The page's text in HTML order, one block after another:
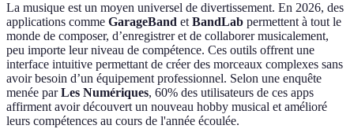
La musique est un moyen universel de divertissement. En 2026, des
applications comme GarageBand et BandLab permettent à tout le
monde de composer, d’enregistrer et de collaborer musicalement,
peu importe leur niveau de compétence. Ces outils offrent une
interface intuitive permettant de créer des morceaux complexes sans
avoir besoin d’un équipement professionnel. Selon une enquête
menée parLes Numériques, 60% des utilisateurs de ces apps
affirment avoir découvert un nouveau hobby musical et amélioré
leurs compétences au cours de l'année écoulée.